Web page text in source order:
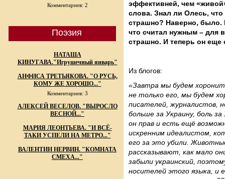
Комментариев: 2
Поэзия
НАТАША
КИНУГАВА."Игрушечный январь"
АНФИСА ТРЕТЬЯКОВА. "О РУСЬ,
КОМУ ЖЕ ХОРОШО..."
Комментариев: 3
АЛЕКСЕЙ ВЕСЕЛОВ. "ВЫРОСЛО
ВЕСНОЙ..."
МАРИЯ ЛЕОНТЬЕВА. "И ВСЁ-
ТАКИ УСПЕЛИ НА МЕТРО..."
ВАЛЕНТИН НЕРВИН. "КОМНАТА
СМЕХА..."
эффективней, чем
слова. Знал ли Олесь,
страшно? Наверно, было.
что считал нужным – для
страшно. И теперь он
Из блогов:
«Завтра мы будем
не только его, мы будем
писателей, журналистов,
больше за Украину, боль
он прав и есть ещё
искренним идеалистом,
его за это убили.
рассказывают, как мало
забыли украинский,
носителей этого языка, и